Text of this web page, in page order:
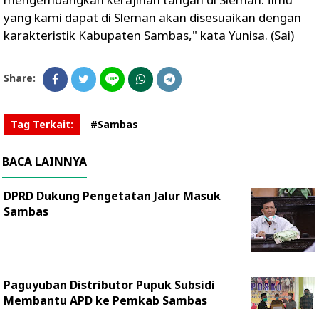
yang kami dapat di Sleman akan disesuaikan dengan
karakteristik Kabupaten Sambas," kata Yunisa. (Sai)
Share:
Tag Terkait: #Sambas
BACA LAINNYA
DPRD Dukung Pengetatan Jalur Masuk
Sambas
Paguyuban Distributor Pupuk Subsidi
Membantu APD ke Pemkab Sambas